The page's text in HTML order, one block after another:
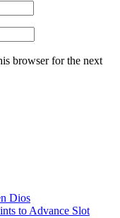
browser for the next
Dios
to Advance Slot